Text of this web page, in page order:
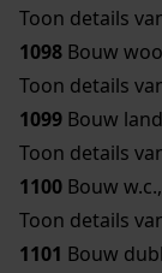
Toon details
1098 Bouw
Toon details
1099 Bouw
Toon details
1100 Bouw
Toon details
1101 Bouw